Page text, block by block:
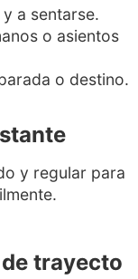
a sentarse.
o asientos
o destino.
y regular para
trayecto